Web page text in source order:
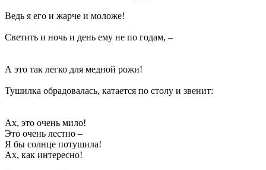
Ведь я его и жарче и моложе!
Светить и ночь и день ему не по годам, –
А это так легко для медной рожи!
Тушилка обрадовалась, катается по столу и звенит:
Ах, это очень мило!
Это очень лестно –
Я бы солнце потушила!
Ах, как интересно!